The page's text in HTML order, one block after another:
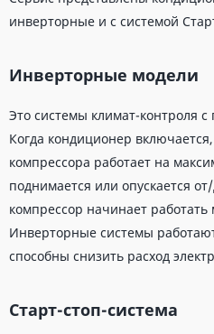
инверторные и с системой
Инверторные модели
Это системы климат-контроля
Когда кондиционер
компрессора работает на
поднимается или опускается
компрессор начинает
Инверторные системы
способны снизить расход
Старт-стоп-система